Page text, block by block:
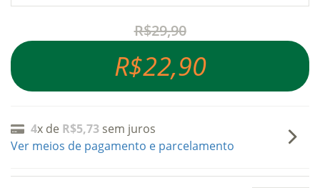
R$29,90
R$22,90
4x de R$5,73 sem juros
Ver meios de pagamento e parcelamento